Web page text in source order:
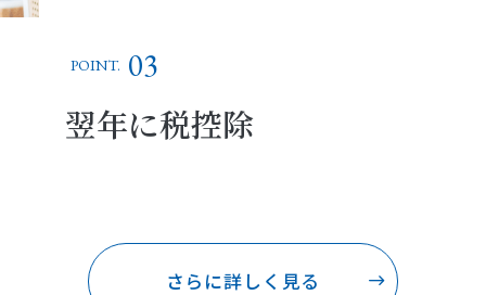
POINT. 03
翌年に税控除
さらに詳しく見る